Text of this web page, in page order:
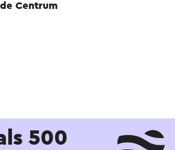
Centrum
500